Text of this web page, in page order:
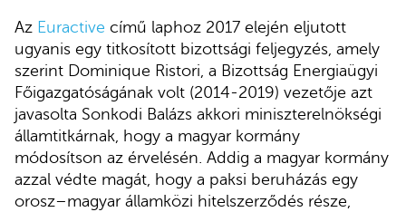
Az Euractive című laphoz 2017 elején eljutott
ugyanis egy titkosított bizottsági feljegyzés, amely
szerint Dominique Ristori, a Bizottság Energiaügyi
Főigazgatóságának volt (2014-2019) vezetője azt
javasolta Sonkodi Balázs akkori miniszterelnökségi
államtitkárnak, hogy a magyar kormány
módosítson az érvelésén. Addig a magyar kormány
azzal védte magát, hogy a paksi beruházás egy
orosz–magyar államközi hitelszerződés része,